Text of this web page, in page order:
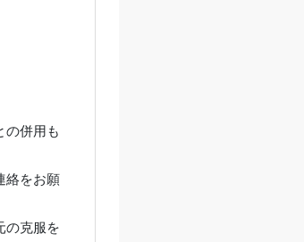
の併用も
絡をお願
の克服を